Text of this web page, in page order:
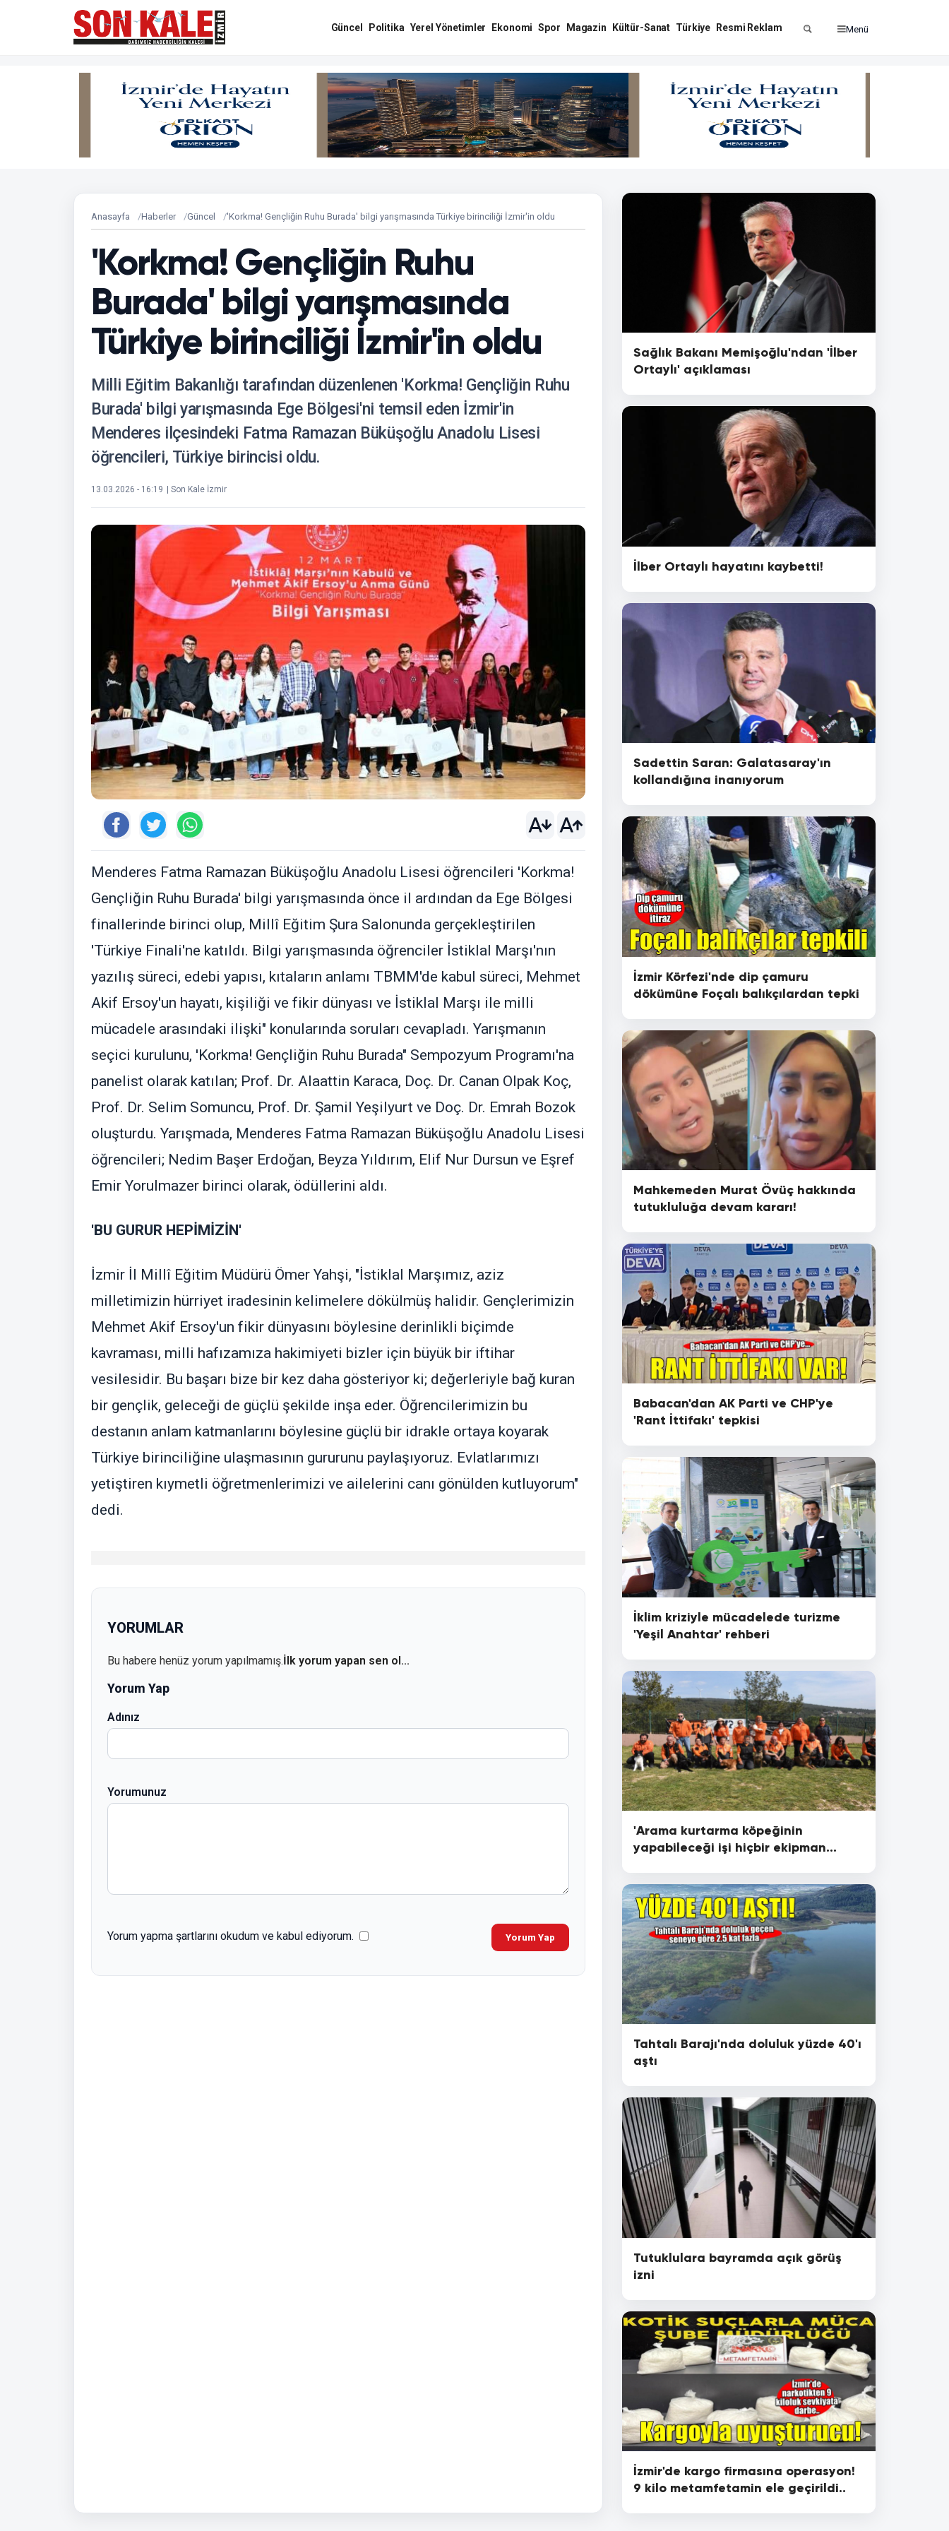
Güncel Politika Yerel Yönetimler Ekonomi Spor Magazin Kültür-Sanat Türkiye Resmi Reklam Menü
Anasayfa Haberler Güncel 'Korkma! Gençliğin Ruhu Burada' bilgi yarışmasında Türkiye birinciliği İzmir'in oldu
'Korkma! Gençliğin Ruhu
Burada' bilgi yarışmasında
Türkiye birinciliği İzmir'in oldu
Milli Eğitim Bakanlığı tarafından düzenlenen 'Korkma! Gençliğin Ruhu
Burada' bilgi yarışmasında Ege Bölgesi'ni temsil eden İzmir'in
Menderes ilçesindeki Fatma Ramazan Büküşoğlu Anadolu Lisesi
öğrencileri, Türkiye birincisi oldu.
13.03.2026 - 16:19 | Son Kale İzmir
Menderes Fatma Ramazan Büküşoğlu Anadolu Lisesi öğrencileri 'Korkma!
Gençliğin Ruhu Burada' bilgi yarışmasında önce il ardından da Ege Bölgesi
finallerinde birinci olup, Millî Eğitim Şura Salonunda gerçekleştirilen
'Türkiye Finali'ne katıldı. Bilgi yarışmasında öğrenciler İstiklal Marşı'nın
yazılış süreci, edebi yapısı, kıtaların anlamı TBMM'de kabul süreci, Mehmet
Akif Ersoy'un hayatı, kişiliği ve fikir dünyası ve İstiklal Marşı ile milli
mücadele arasındaki ilişki" konularında soruları cevapladı. Yarışmanın
seçici kurulunu, 'Korkma! Gençliğin Ruhu Burada" Sempozyum Programı'na
panelist olarak katılan; Prof. Dr. Alaattin Karaca, Doç. Dr. Canan Olpak Koç,
Prof. Dr. Selim Somuncu, Prof. Dr. Şamil Yeşilyurt ve Doç. Dr. Emrah Bozok
oluşturdu. Yarışmada, Menderes Fatma Ramazan Büküşoğlu Anadolu Lisesi
öğrencileri; Nedim Başer Erdoğan, Beyza Yıldırım, Elif Nur Dursun ve Eşref
Emir Yorulmazer birinci olarak, ödüllerini aldı.
'BU GURUR HEPİMİZİN'
İzmir İl Millî Eğitim Müdürü Ömer Yahşi, "İstiklal Marşımız, aziz
milletimizin hürriyet iradesinin kelimelere dökülmüş halidir. Gençlerimizin
Mehmet Akif Ersoy'un fikir dünyasını böylesine derinlikli biçimde
kavraması, milli hafızamıza hakimiyeti bizler için büyük bir iftihar
vesilesidir. Bu başarı bize bir kez daha gösteriyor ki; değerleriyle bağ kuran
bir gençlik, geleceği de güçlü şekilde inşa eder. Öğrencilerimizin bu
destanın anlam katmanlarını böylesine güçlü bir idrakle ortaya koyarak
Türkiye birinciliğine ulaşmasının gururunu paylaşıyoruz. Evlatlarımızı
yetiştiren kıymetli öğretmenlerimizi ve ailelerini canı gönülden kutluyorum"
dedi.
YORUMLAR
Bu habere henüz yorum yapılmamış.İlk yorum yapan sen ol...
Yorum Yap
Adınız
Yorumunuz
Yorum yapma şartlarını okudum ve kabul ediyorum. Yorum Yap
Sağlık Bakanı Memişoğlu'ndan 'İlber
Ortaylı' açıklaması
İlber Ortaylı hayatını kaybetti!
Sadettin Saran: Galatasaray'ın
kollandığına inanıyorum
İzmir Körfezi'nde dip çamuru
dökümüne Foçalı balıkçılardan tepki
Mahkemeden Murat Övüç hakkında
tutukluluğa devam kararı!
Babacan'dan AK Parti ve CHP'ye
'Rant İttifakı' tepkisi
İklim kriziyle mücadelede turizme
'Yeşil Anahtar' rehberi
'Arama kurtarma köpeğinin
yapabileceği işi hiçbir ekipman
Tahtalı Barajı'nda doluluk yüzde 40'ı
aştı
Tutuklulara bayramda açık görüş
izni
İzmir'de kargo firmasına operasyon!
9 kilo metamfetamin ele geçirildi..